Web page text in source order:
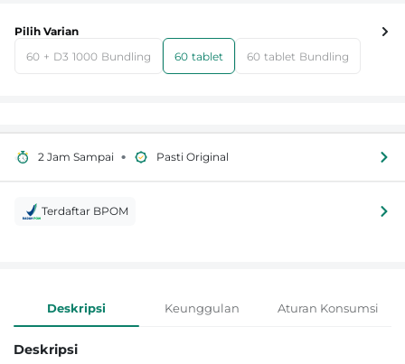
Pilih Varian
60 + D3 1000 Bundling
60 tablet 60 tablet Bundling
2 Jam Sampai • Pasti Original
Terdaftar BPOM
Informasi Produk
Deskripsi Keunggulan Aturan Konsumsi
Deskripsi